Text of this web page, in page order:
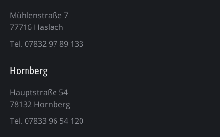
Mühlenstraße 7
77716 Haslach
Tel. 07832 97 89 133
Hornberg
Hauptstraße 54
78132 Hornberg
Tel. 07833 96 54 120